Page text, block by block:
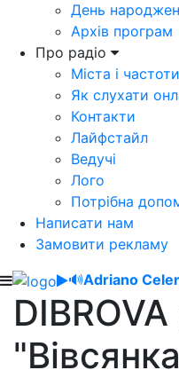
День
Архів програм
Про радіо
Міста і частоти
Як слухати
Контакти
Лайфстайл
Ведучі
Лого
Потрібна
Написати нам
Замовити рекламу
🔊Adriano
DIBROVA